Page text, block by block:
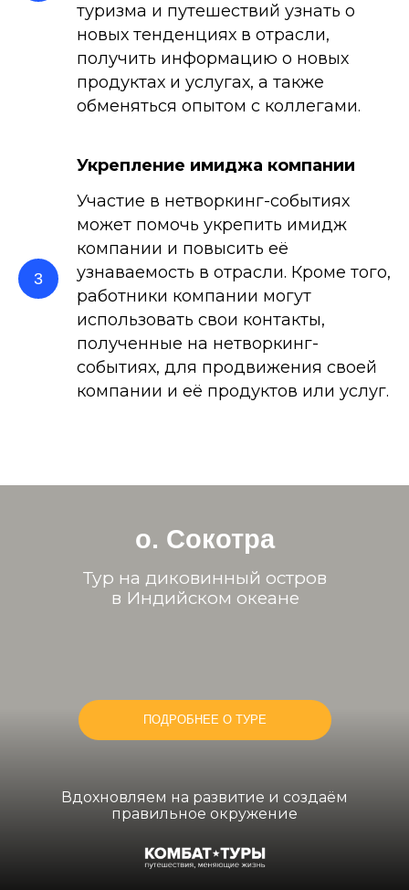
туризма и путешествий узнать о
новых тенденциях в отрасли,
получить информацию о новых
продуктах и услугах, а также
обменяться опытом с коллегами.
Укрепление имиджа компании
Участие в нетворкинг-событиях
может помочь укрепить имидж
компании и повысить её
узнаваемость в отрасли. Кроме того,
работники компании могут
использовать свои контакты,
полученные на нетворкинг-
событиях, для продвижения своей
компании и её продуктов или услуг.
о. Сокотра
Тур на диковинный остров
в Индийском океане
Вдохновляем на развитие и создаём
правильное окружение
ПОДРОБНЕЕ О ТУРЕ